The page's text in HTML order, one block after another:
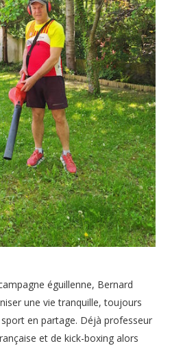
éguillenne, Bernard
une vie tranquille, toujours
en partage. Déjà professeur
et de kick-boxing alors